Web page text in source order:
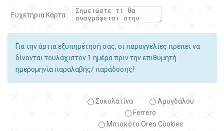
Ευχετήρια Κάρτα:
Για την άρτια εξυπηρέτησή σας, οι παραγγελίες πρέπει να
δίνονται τουλάχιστον 1 ημέρα πριν την επιθυμητή
ημερομηνία παραλαβής/ παράδοσης!
Σοκολατίνα
Αμυγδάλου
Ferrero
Μπισκότο Oreo Cookies